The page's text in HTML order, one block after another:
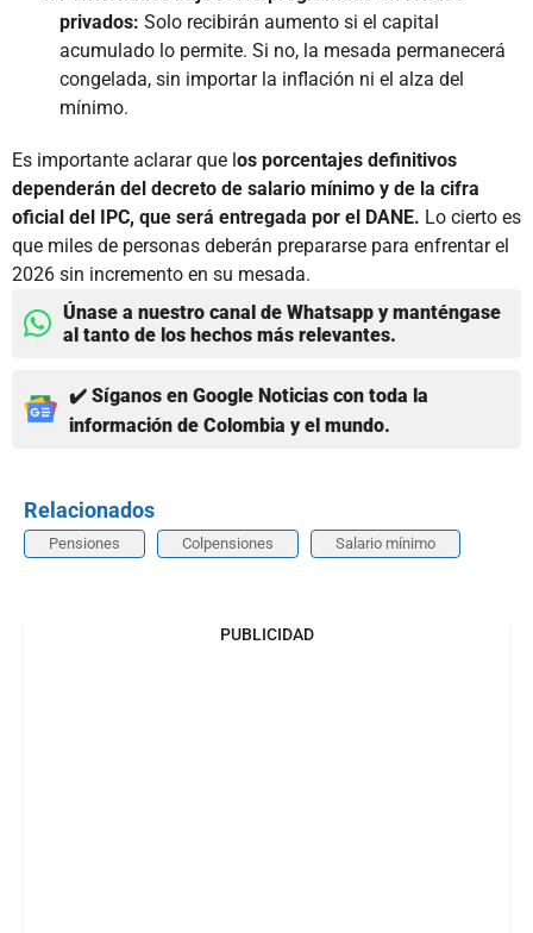
privados: Solo recibirán aumento si el capital
acumulado lo permite. Si no, la mesada permanecerá
congelada, sin importar la inflación ni el alza del
mínimo.
Es importante aclarar que los porcentajes definitivos
dependerán del decreto de salario mínimo y de la cifra
oficial del IPC, que será entregada por el DANE. Lo cierto es
que miles de personas deberán prepararse para enfrentar el
2026 sin incremento en su mesada.
Únase a nuestro canal de Whatsapp y manténgase
al tanto de los hechos más relevantes.
✔️ Síganos en Google Noticias con toda la
información de Colombia y el mundo.
Relacionados
Pensiones Colpensiones Salario mínimo
PUBLICIDAD